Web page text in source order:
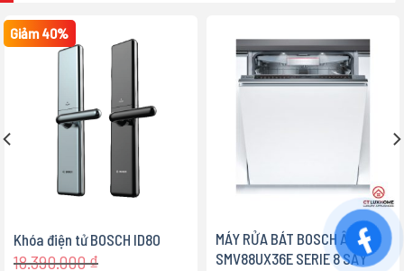
Giảm 40%
Khóa điện tử BOSCH ID80
18.390.000₫
MÁY RỬA BÁT BOSCH ÂM TỦ
SMV88UX36E SERIE 8 SẤY